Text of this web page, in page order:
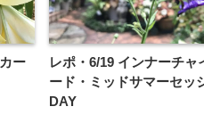
ー
レポ・6/19 インナーチャ
ード・ミッドサマーセッ
DAY